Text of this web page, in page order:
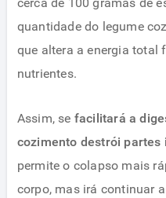
cerca de 100 gramas de
quantidade do legume
que altera a energia total
nutrientes.
Assim, se facilitará a
cozimento destrói partes
permite o colapso mais
corpo, mas irá continuar